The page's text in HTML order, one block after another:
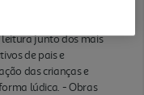
junto dos mais
de pais e
das crianças e
lúdica. - Obras